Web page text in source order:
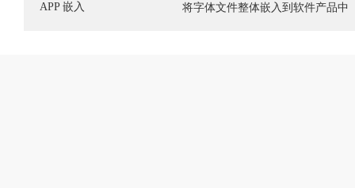
APP 嵌入 将字体文件整体嵌入到软件产品中